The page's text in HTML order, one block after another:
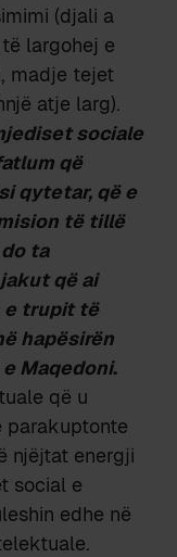
(djali a
largohej e
madje tejet
atje larg).
sociale
që
qytetar, që e
të tillë
ta
që ai
e trupit të
hapësirën
Maqedoni.
që u
parakuptonte
njëjtat energji
social e
edhe në